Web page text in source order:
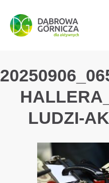
PRZEJDŹ DO MENU
PRZEJDŹ DO
PRZEJDŹ DO TREŚCI
LUDZI-